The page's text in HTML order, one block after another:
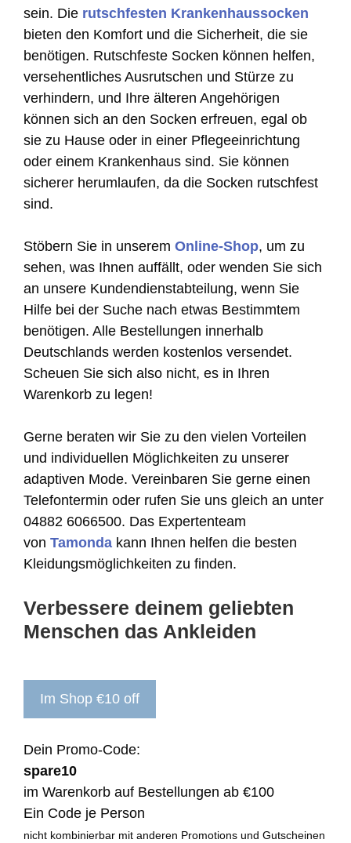
sein. Die rutschfesten Krankenhaussocken
bieten den Komfort und die Sicherheit, die sie
benötigen. Rutschfeste Socken können helfen,
versehentliches Ausrutschen und Stürze zu
verhindern, und Ihre älteren Angehörigen
können sich an den Socken erfreuen, egal ob
sie zu Hause oder in einer Pflegeeinrichtung
oder einem Krankenhaus sind. Sie können
sicherer herumlaufen, da die Socken rutschfest
sind.
Stöbern Sie in unserem Online-Shop, um zu
sehen, was Ihnen auffällt, oder wenden Sie sich
an unsere Kundendienstabteilung, wenn Sie
Hilfe bei der Suche nach etwas Bestimmtem
benötigen. Alle Bestellungen innerhalb
Deutschlands werden kostenlos versendet.
Scheuen Sie sich also nicht, es in Ihren
Warenkorb zu legen!
Gerne beraten wir Sie zu den vielen Vorteilen
und individuellen Möglichkeiten zu unserer
adaptiven Mode. Vereinbaren Sie gerne einen
Telefontermin oder rufen Sie uns gleich an unter
04882 6066500. Das Expertenteam
von Tamonda kann Ihnen helfen die besten
Kleidungsmöglichkeiten zu finden.
Verbessere deinem geliebten
Menschen das Ankleiden
Im Shop €10 off
Dein Promo-Code:
spare10
im Warenkorb auf Bestellungen ab €100
Ein Code je Person
nicht kombinierbar mit anderen Promotions und Gutscheinen